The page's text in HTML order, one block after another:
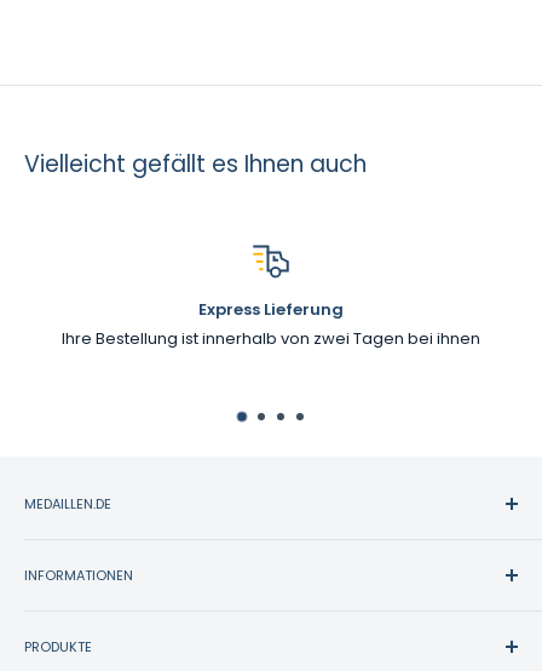
Vielleicht gefällt es Ihnen auch
Express Lieferung
Ihre Bestellung ist innerhalb von zwei Tagen bei ihnen
MEDAILLEN.DE
Seit über 30 Jahre vertrauen mehr als zwanzigtausend
INFORMATIONEN
Zahlung & Versand
PRODUKTE